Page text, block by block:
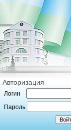
Авторизация
Логин
Пароль